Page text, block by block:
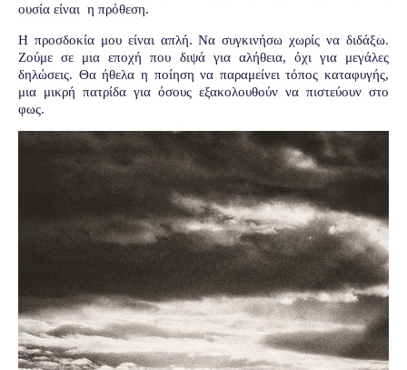
ουσία είναι η πρόθεση.
Η προσδοκία μου είναι απλή. Να συγκινήσω χωρίς να διδάξω.
Ζούμε σε μια εποχή που διψά για αλήθεια, όχι για μεγάλες
δηλώσεις. Θα ήθελα η ποίηση να παραμείνει τόπος καταφυγής,
μια μικρή πατρίδα για όσους εξακολουθούν να πιστεύουν στο
φως.